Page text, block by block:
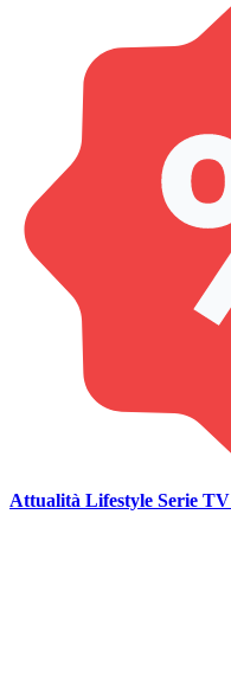
Attualità Lifestyle Serie TV